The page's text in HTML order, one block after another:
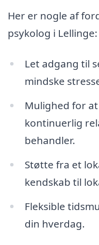
Her er nogle af
psykolog i Lellinge:
Let adgang til
mindske
Mulighed for
kontinuerlig
behandler.
Støtte fra et
kendskab til
Fleksible
din hverdag.